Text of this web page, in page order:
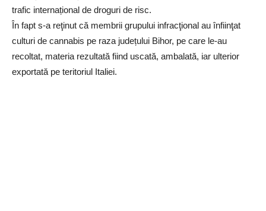
trafic internațional de droguri de risc.
În fapt s-a reţinut că membrii grupului infracţional au înfiinţat
culturi de cannabis pe raza județului Bihor, pe care le-au
recoltat, materia rezultată fiind uscată, ambalată, iar ulterior
exportată pe teritoriul Italiei.